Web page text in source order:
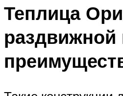
Теплица